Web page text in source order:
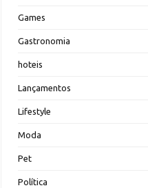
Games
Gastronomia
hoteis
Lançamentos
Lifestyle
Moda
Pet
Política